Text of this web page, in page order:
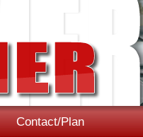
Contact/Plan